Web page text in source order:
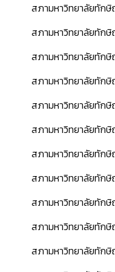
สภามหาวิทยาลัยทัก
สภามหาวิทยาลัยทัก
สภามหาวิทยาลัยทัก
สภามหาวิทยาลัยทัก
สภามหาวิทยาลัยทัก
สภามหาวิทยาลัยทัก
สภามหาวิทยาลัยทัก
สภามหาวิทยาลัยทัก
สภามหาวิทยาลัยทัก
สภามหาวิทยาลัยทัก
สภามหาวิทยาลัยทัก